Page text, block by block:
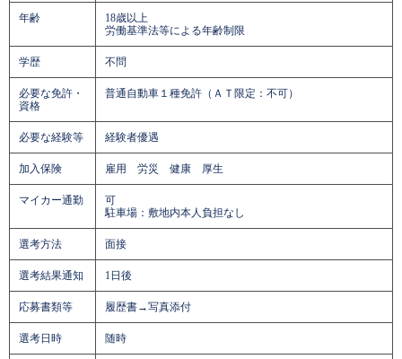
年齢
18歳以上
労働基準法等による年齢制限
学歴 不問
必要な免許・
資格
普通自動車１種免許（ＡＴ限定：不可）
必要な経験等 経験者優遇
加入保険 雇用 労災 健康 厚生
マイカー通勤
可
駐車場：敷地内本人負担なし
選考方法 面接
選考結果通知 1日後
応募書類等 履歴書→写真添付
選考日時 随時